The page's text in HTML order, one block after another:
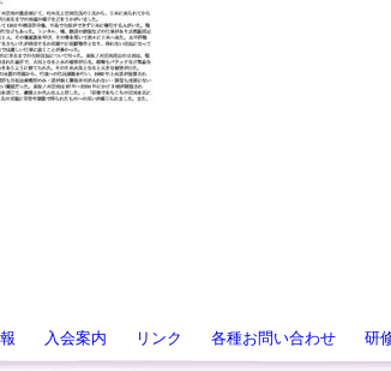
入会案内 リンク 各種お問い合わせ 研